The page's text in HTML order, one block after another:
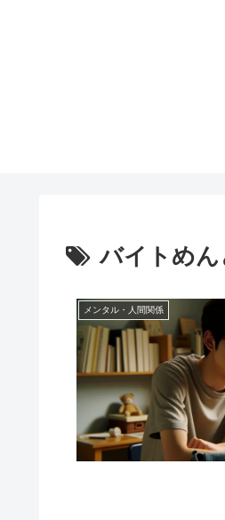
バイトめ
メンタル・人間関係